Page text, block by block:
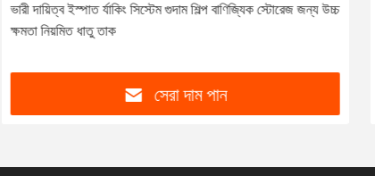
ভারী দায়িত্ব ইস্পাত র্যাকিং সিস্টেম গুদাম শিল্প বাণিজ্যিক স্টোরেজ জন্য উচ্চ
ক্ষমতা নিয়মিত ধাতু তাক
সেরা দাম পান